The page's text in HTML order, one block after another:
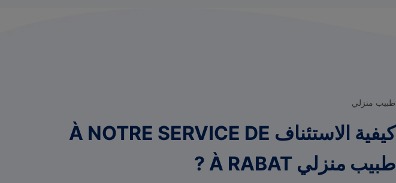
طبيب منزلي
كيفية الاستئناف À NOTRE SERVICE DE
طبيب منزلي À RABAT ?